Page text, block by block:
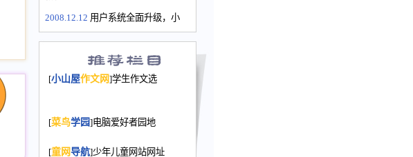
2008.12.12 用户系统全面升级，小
长会、家园网－个人空间，用户一
次注册全部通行。
2008.12.12家园网正式运行，域
年，2009版提前启用，小山屋全面
小山画廊均增加多个新栏目。。
[小山屋作文网]学生作文选
[菜鸟学园]电脑爱好者园地
[童网导航]少年儿童网站网址